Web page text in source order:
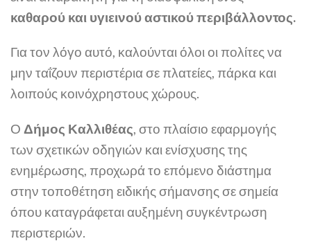
καθαρού και υγιεινού αστικού περιβάλλοντος.
Για τον λόγο αυτό, καλούνται όλοι οι πολίτες να
μην ταΐζουν περιστέρια σε πλατείες, πάρκα και
λοιπούς κοινόχρηστους χώρους.
Ο Δήμος Καλλιθέας, στο πλαίσιο εφαρμογής
των σχετικών οδηγιών και ενίσχυσης της
ενημέρωσης, προχωρά το επόμενο διάστημα
στην τοποθέτηση ειδικής σήμανσης σε σημεία
όπου καταγράφεται αυξημένη συγκέντρωση
περιστεριών.